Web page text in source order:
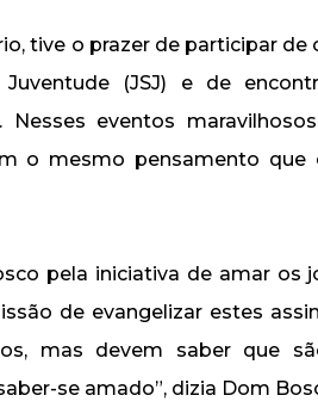
tive o prazer de participar de
(JSJ) e de
Nesses eventos
o mesmo pensamento
pela iniciativa de amar os
de evangelizar estes
mas devem saber que
se amado”, dizia Dom